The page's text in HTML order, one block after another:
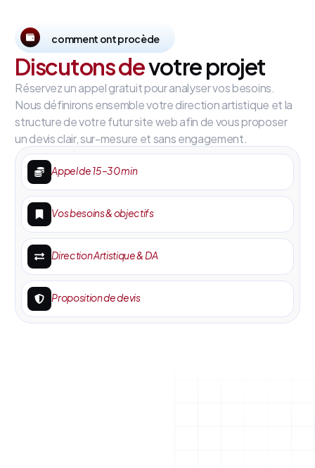
comment ont procède
Discutons devotre projet
Réservez un appel gratuit pour analyser vos besoins.
Nous définirons ensemble votre direction artistique et la
structure de votre futur site web afin de vous proposer
un devis clair, sur-mesure et sans engagement.
Appel de 15–30 min
Vos besoins & objectifs
Direction Artistique & DA
Proposition de devis